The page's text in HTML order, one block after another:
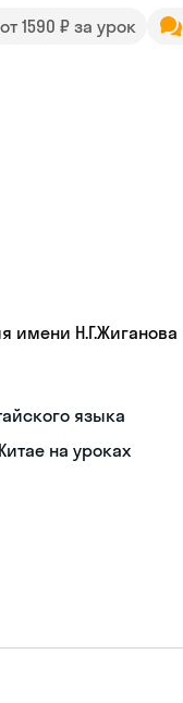
от 1590 ₽ за урок
имени Н.Г.Жиганова
языка
на уроках